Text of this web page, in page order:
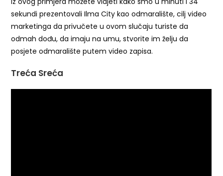
sekundi prezentovali Ilma City kao odmaralište, cilj video
marketinga da privučete u ovom slučaju turiste da
odmah dođu, da imaju na umu, stvorite im želju da
posjete odmaralište putem video zapisa.
Treća Sreća